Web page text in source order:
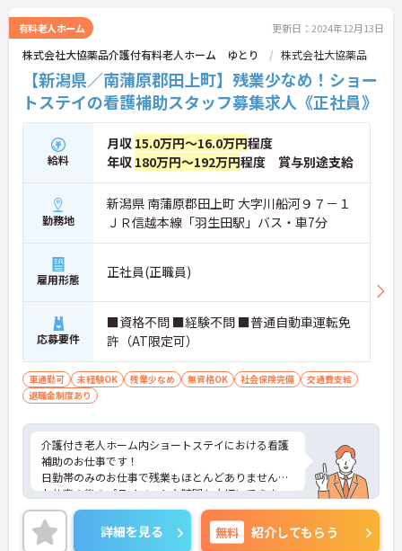
に詳細をお話しいたしますのでお気軽にご相談くだ
さい！
有料老人ホーム 更新日：2024年12月13日
株式会社大協薬品介護付有料老人ホーム ゆとり 株式会社大協薬品
【新潟県／南蒲原郡田上町】残業少なめ！ショー
トステイの看護補助スタッフ募集求人《正社員》
給料
月収 15.0万円～16.0万円程度
年収 180万円～192万円程度 賞与別途支給
勤務地
新潟県 南蒲原郡田上町 大字川船河９７－１
ＪＲ信越本線「羽生田駅」バス・車7分
雇用形態 正社員(正職員)
応募要件
■資格不問 ■経験不問 ■普通自動車運転免
許（AT限定可）
車通勤可 未経験OK 残業少なめ 無資格OK 社会保険完備
交通費支給
退職金制度あり
介護付き老人ホーム内ショートステイにおける看護
補助のお仕事です！
日勤帯のみのお仕事で残業もほとんどありません！
お仕事の後のプライベートな時間も大切にできま
す。
ご興味ある方には、面接のポイントなど、さらに詳
細をお話致しますのでお気軽にご相談ください。
詳細を見る 無料 紹介してもらう